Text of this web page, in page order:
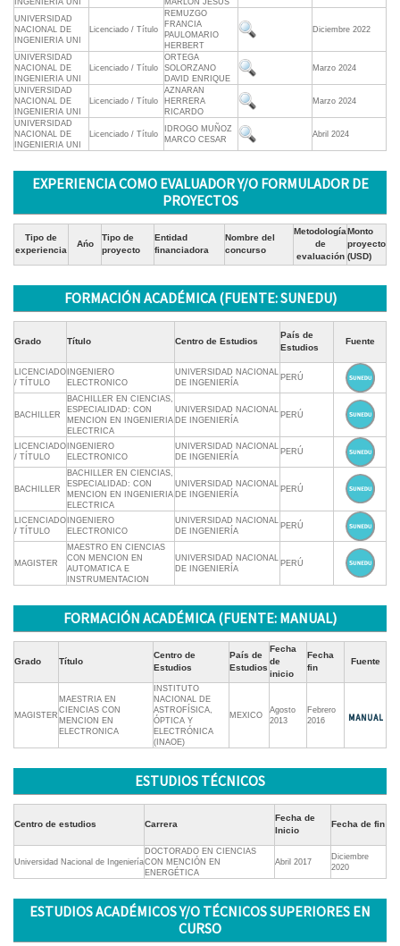
INGENIERIA UNI
MARLON JESUS
UNIVERSIDAD
NACIONAL DE
INGENIERIA UNI
Licenciado / Título
REMUZGO
FRANCIA
PAULOMARIO
HERBERT
Diciembre 2022
UNIVERSIDAD
NACIONAL DE
INGENIERIA UNI
Licenciado / Título
ORTEGA
SOLORZANO
DAVID ENRIQUE
Marzo 2024
UNIVERSIDAD
NACIONAL DE
INGENIERIA UNI
Licenciado / Título
AZNARAN
HERRERA
RICARDO
Marzo 2024
UNIVERSIDAD
NACIONAL DE
INGENIERIA UNI
Licenciado / Título
IDROGO MUÑOZ
MARCO CESAR
Abril 2024
EXPERIENCIA COMO EVALUADOR Y/O FORMULADOR DE
PROYECTOS
Tipo de
experiencia
Ańo
Tipo de
proyecto
Entidad
financiadora
Nombre del
concurso
Metodología
de
evaluación
Monto
proyecto
(USD)
FORMACIÓN ACADÉMICA (FUENTE: SUNEDU)
Grado Título Centro de Estudios
País de
Estudios
Fuente
LICENCIADO
/ TÍTULO
INGENIERO
ELECTRONICO
UNIVERSIDAD NACIONAL
DE INGENIERÍA
PERÚ
BACHILLER
BACHILLER EN CIENCIAS,
ESPECIALIDAD: CON
MENCION EN INGENIERIA
ELECTRICA
UNIVERSIDAD NACIONAL
DE INGENIERÍA
PERÚ
LICENCIADO
/ TÍTULO
INGENIERO
ELECTRONICO
UNIVERSIDAD NACIONAL
DE INGENIERÍA
PERÚ
BACHILLER
BACHILLER EN CIENCIAS,
ESPECIALIDAD: CON
MENCION EN INGENIERIA
ELECTRICA
UNIVERSIDAD NACIONAL
DE INGENIERÍA
PERÚ
LICENCIADO
/ TÍTULO
INGENIERO
ELECTRONICO
UNIVERSIDAD NACIONAL
DE INGENIERÍA
PERÚ
MAGISTER
MAESTRO EN CIENCIAS
CON MENCION EN
AUTOMATICA E
INSTRUMENTACION
UNIVERSIDAD NACIONAL
DE INGENIERÍA
PERÚ
FORMACIÓN ACADÉMICA (FUENTE: MANUAL)
Grado Título
Centro de
Estudios
País de
Estudios
Fecha
de
inicio
Fecha
fin
Fuente
MAGISTER
MAESTRIA EN
CIENCIAS CON
MENCION EN
ELECTRONICA
INSTITUTO
NACIONAL DE
ASTROFÍSICA,
ÓPTICA Y
ELECTRÓNICA
(INAOE)
MEXICO
Agosto
2013
Febrero
2016
ESTUDIOS TÉCNICOS
Centro de estudios Carrera
Fecha de
Inicio
Fecha de fin
Universidad Nacional de Ingeniería
DOCTORADO EN CIENCIAS
CON MENCIÓN EN
ENERGÉTICA
Abril 2017
Diciembre
2020
ESTUDIOS ACADÉMICOS Y/O TÉCNICOS SUPERIORES EN
CURSO